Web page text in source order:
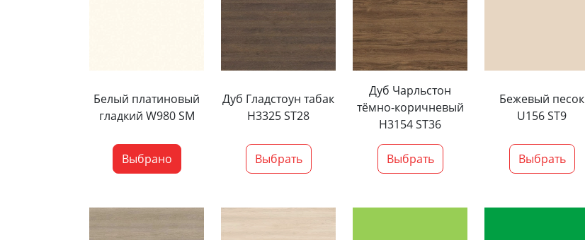
Белый платиновый
гладкий W980 SM
Выбрано
Дуб Гладстоун табак
H3325 ST28
Выбрать
Дуб Чарльстон
тёмно-коричневый
H3154 ST36
Выбрать
Бежевый песок
U156 ST9
Выбрать